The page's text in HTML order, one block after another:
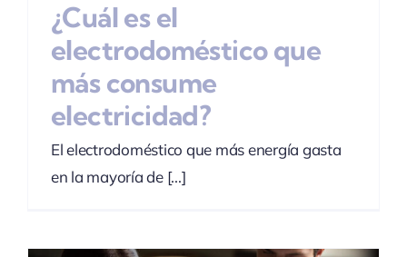
¿Cuál es el
electrodoméstico que
más consume
electricidad?
El electrodoméstico que más energía gasta
en la mayoría de [...]